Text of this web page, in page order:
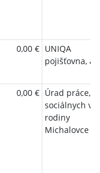
0,00 € UNIQA
pojišťovna,
0,00 € Úrad práce,
sociálnych
rodiny
Michalovce